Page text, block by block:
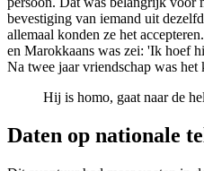
bevestiging van iemand uit
allemaal konden ze het
en Marokkaans was zei: 'Ik hoef
Na twee jaar vriendschap was
Hij is homo, gaat naar de
Daten op nationale